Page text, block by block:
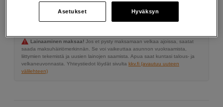
Lainaaminen maksaa! Jos et pysty maksamaan velkaa ajoissa, saatat
saada maksuhäiriömerkinnän. Se voi vaikeuttaa asunnon vuokraamista,
liittymien tekemistä ja uusien lainojen saamista. Apua saat kuntasi talous- ja
velkaneuvonnasta. Yhteystiedot löydät sivulta kkv.fi (avautuu uuteen
välilehteen)
Asetukset Hyväksyn